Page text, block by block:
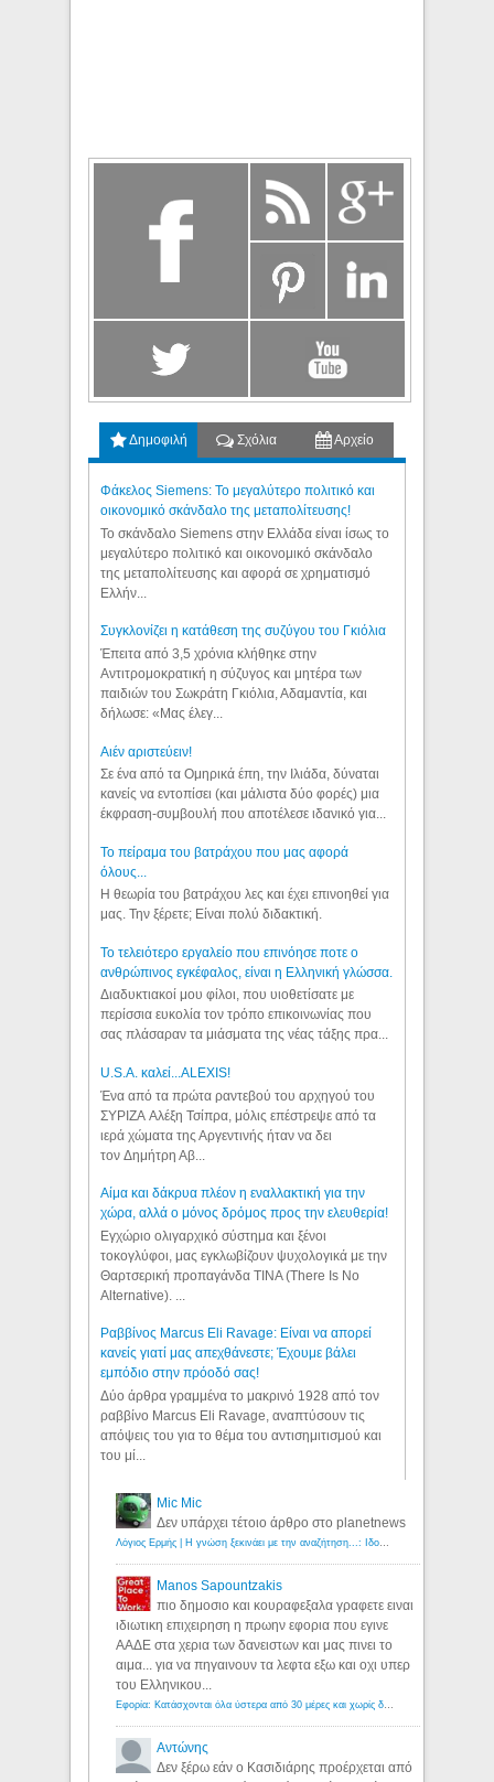
Δημοφιλή Σχόλια Αρχείο
Φάκελος Siemens: Το μεγαλύτερο πολιτικό και
οικονομικό σκάνδαλο της μεταπολίτευσης!
Το σκάνδαλο Siemens στην Ελλάδα είναι ίσως το
μεγαλύτερο πολιτικό και οικονομικό σκάνδαλο
της μεταπολίτευσης και αφορά σε χρηματισμό
Ελλήν...
Συγκλονίζει η κατάθεση της συζύγου του Γκιόλια
Έπειτα από 3,5 χρόνια κλήθηκε στην
Αντιτρομοκρατική η σύζυγος και μητέρα των
παιδιών του Σωκράτη Γκιόλια, Αδαμαντία, και
δήλωσε: «Μας έλεγ...
Aιέν αριστεύειν!
Σε ένα από τα Ομηρικά έπη, την Ιλιάδα, δύναται
κανείς να εντοπίσει (και μάλιστα δύο φορές) μια
έκφραση-συμβουλή που αποτέλεσε ιδανικό για...
Το πείραμα του βατράχου που μας αφορά
όλους...
Η θεωρία του βατράχου λες και έχει επινοηθεί για
μας. Την ξέρετε; Είναι πολύ διδακτική.
Το τελειότερο εργαλείο που επινόησε ποτε ο
ανθρώπινος εγκέφαλος, είναι η Ελληνική γλώσσα.
Διαδυκτιακοί μου φίλοι, που υιοθετίσατε με
περίσσια ευκολία τον τρόπο επικοινωνίας που
σας πλάσαραν τα μιάσματα της νέας τάξης πρα...
U.S.A. καλεί...ALEXIS!
Ένα από τα πρώτα ραντεβού του αρχηγού του
ΣΥΡΙΖΑ Αλέξη Τσίπρα, μόλις επέστρεψε από τα
ιερά χώματα της Αργεντινής ήταν να δει
τον Δημήτρη Αβ...
Αίμα και δάκρυα πλέον η εναλλακτική για την
χώρα, αλλά ο μόνος δρόμος προς την ελευθερία!
Εγχώριο ολιγαρχικό σύστημα και ξένοι
τοκογλύφοι, μας εγκλωβίζουν ψυχολογικά με την
Θαρτσερική προπαγάνδα TINA (There Is No
Alternative). ...
Ραββίνος Marcus Eli Ravage: Είναι να απορεί
κανείς γιατί μας απεχθάνεστε; Έχουμε βάλει
εμπόδιο στην πρόοδό σας!
Δύο άρθρα γραμμένα το μακρινό 1928 από τον
ραββίνο Marcus Eli Ravage, αναπτύσουν τις
απόψεις του για το θέμα του αντισημιτισμού και
του μί...
Mic Mic
Δεν υπάρχει τέτοιο άρθρο στο planetnews
Λόγιος Ερμής | Η γνώση ξεκινάει με την αναζήτηση...: Ιδού οι 18 που χρωστούν 11 δις ευρώ!
Manos Sapountzakis
πιο δημοσιο και κουραφεξαλα γραφετε ειναι
ιδιωτικη επιχειρηση η πρωην εφορια που εγινε
ΑΑΔΕ στα χερια των δανειστων και μας πινει το
αιμα... για να πηγαινουν τα λεφτα εξω και οχι υπερ
του Ελληνικου...
Εφορία: Κατάσχονται όλα ύστερα από 30 μέρες και χωρίς δικαστικές αποφάσεις - Λόγιος Ερμής
Αντώνης
Δεν ξέρω εάν ο Κασιδιάρης προέρχεται από